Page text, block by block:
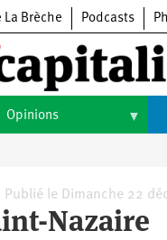
La Brèche Podcasts
Opinions
Publié le Dimanche 22
Nazaire